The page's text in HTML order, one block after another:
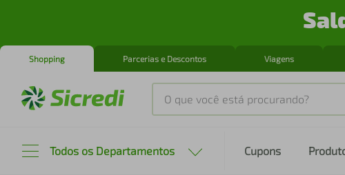
Shopping Parcerias e Descontos Viagens
O que você está procurando?
Todos os Departamentos Cupons